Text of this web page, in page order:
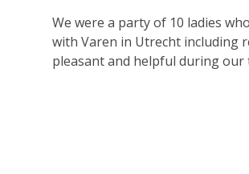
We were a party of 10 ladies
with Varen in Utrecht including
pleasant and helpful during our